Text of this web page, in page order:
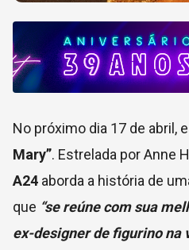
No próximo dia 17 de abril,
Mary”. Estrelada por Anne
A24 aborda a história de
que “se reúne com sua
ex-designer de figurino na